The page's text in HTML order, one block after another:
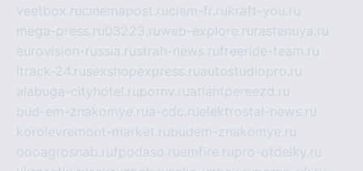
veetbox.rucinemapost.ruciam-fr.rukraft-you.ru
mega-press.ru03223.ruweb-explore.ru rastenuya.ru
eurovision-russia.rustrah-news.rufreeride-team.ru
itrack-24.rusexshopexpress.ruautostudiopro.ru
alabuga-cityhotel.rupornv.ruatlantpereezd.ru
bud-em-znakomye.rua-cdc.ruelektrostal-news.ru
korolevremont-market.rubudem-znakomye.ru
oooagrosnab.rufpodaso.ruemfire.rupro-otdelky.ru